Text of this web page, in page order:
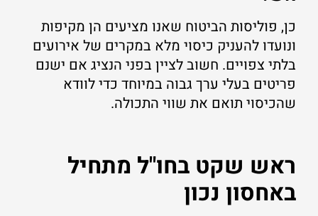
כן, פוליסות הביטוח שאנו מציעים הן מקיפות
ונועדו להעניק כיסוי מלא במקרים של אירועים
בלתי צפויים. חשוב לציין בפני הנציג אם ישנם
פריטים בעלי ערך גבוה במיוחד כדי לוודא
שהכיסוי תואם את שווי התכולה.
ראש שקט בחו"ל מתחיל
באחסון נכון